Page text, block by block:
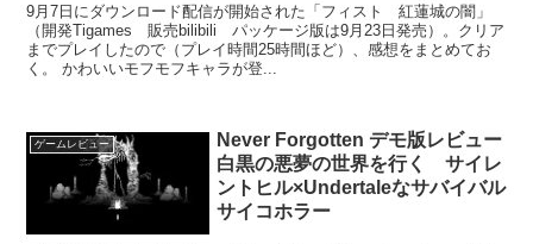
9月7日にダウンロード配信が開始された「フィスト 紅蓮城の闇」
（開発Tigames 販売bilibili パッケージ版は9月23日発売）。クリア
までプレイしたので（プレイ時間25時間ほど）、感想をまとめてお
く。 かわいいモフモフキャラが登...
ゲームレビュー
Never Forgotten デモ版レビュー
白黒の悪夢の世界を行く サイレ
ントヒル×Undertaleなサバイバル
サイコホラー